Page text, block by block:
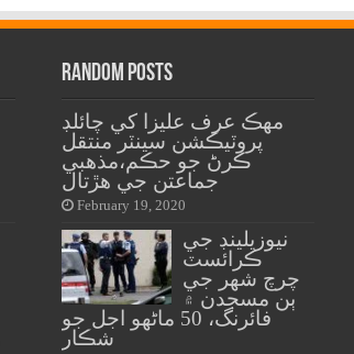
Random Posts
مهڪ عرف عليزا کي چائلڊ
پروٽيڪشن سينٽر منتقل
ڪرڻ جو حڪم،مذهبي
جماعتن جي هڙتال
February 19, 2020
نيوزيلينڊ جي
ڪرائسٽ
چرچ شهر جي
ٻن مسجدن ۾
فائرنگ، 50 ماڻهو اجل جو
شڪار